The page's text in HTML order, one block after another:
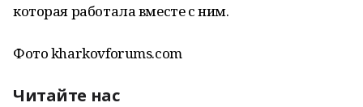
которая работала вместе с ним.
Фото kharkovforums.com
Читайте нас